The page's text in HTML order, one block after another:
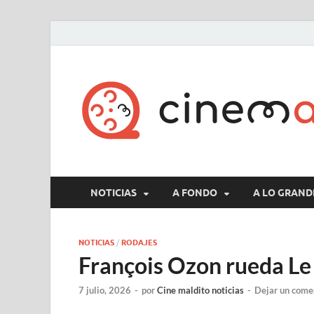
NOTICIAS A FONDO A LO
NOTICIAS / RODAJES
François Ozon rueda
7 julio, 2026 - porCine maldito noticias - Dejar un